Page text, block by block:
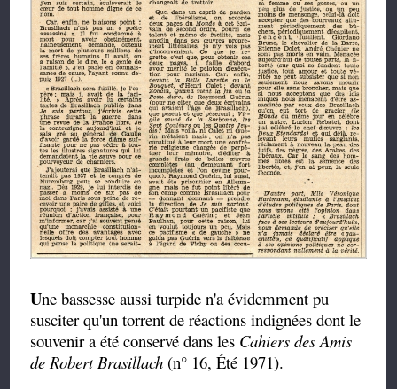
Une bassesse aussi turpide n'a évidemment pu
susciter qu'un torrent de réactions indignées dont le
souvenir a été conservé dans les Cahiers des Amis
de Robert Brasillach (n° 16, Été 1971).